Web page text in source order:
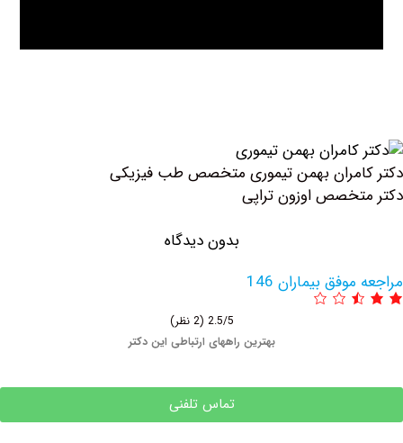
بهمن تیموری متخصص طب فیزیکی
اوزون تراپی
بدون دیدگاه
بیماران 146
بهترین راههای ارتباطی این دکتر
تماس تلفنی